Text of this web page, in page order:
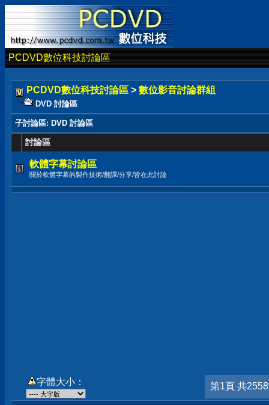
PCDVD數位科技討論區
PCDVD數位科技討論區 > 數位影音討論群組
DVD 討論區
子討論區: DVD 討論區
討論區
軟體字幕討論區
關於軟體字幕的製作技術/翻譯/分享/皆在此討論
字體大小： 第1頁 共